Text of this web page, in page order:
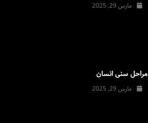
مارس 29, 2025
مراحل سنی انسان
مارس 29, 2025